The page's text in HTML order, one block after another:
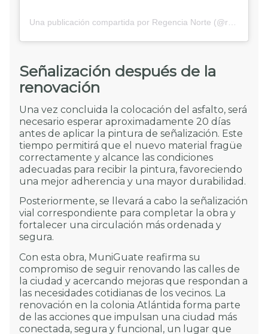
Señalización después de la
renovación
Una vez concluida la colocación del asfalto, será
necesario esperar aproximadamente 20 días
antes de aplicar la pintura de señalización. Este
tiempo permitirá que el nuevo material fragüe
correctamente y alcance las condiciones
adecuadas para recibir la pintura, favoreciendo
una mejor adherencia y una mayor durabilidad.
Posteriormente, se llevará a cabo la señalización
vial correspondiente para completar la obra y
fortalecer una circulación más ordenada y
segura.
Con esta obra, MuniGuate reafirma su
compromiso de seguir renovando las calles de
la ciudad y acercando mejoras que respondan a
las necesidades cotidianas de los vecinos. La
renovación en la colonia Atlántida forma parte
de las acciones que impulsan una ciudad más
conectada, segura y funcional, un lugar que